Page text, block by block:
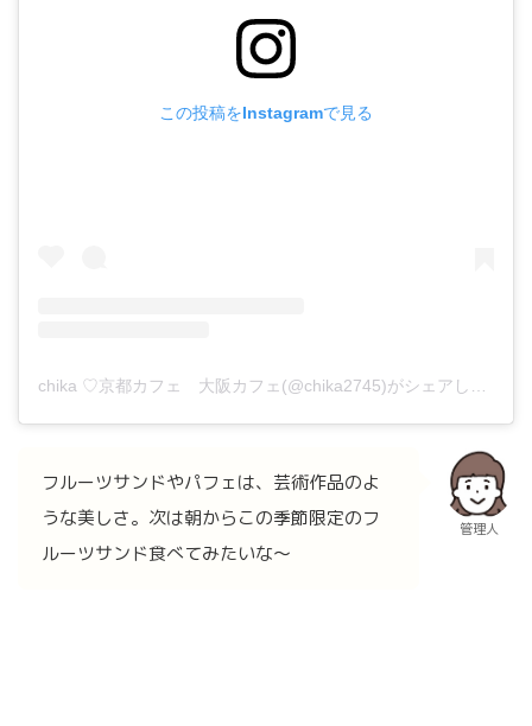
この投稿をInstagramで見る
chika ♡京都カフェ 大阪カフェ(@chika2745)がシェアした投稿
フルーツサンドやパフェは、芸術作品のよ
うな美しさ。次は朝からこの季節限定のフ
ルーツサンド食べてみたいな〜
管理人